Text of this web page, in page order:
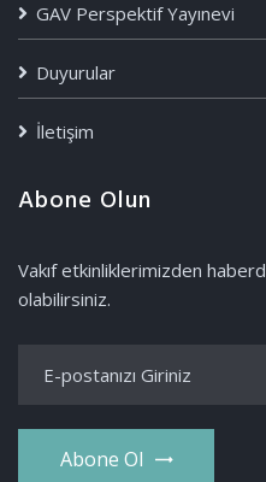
GAV Perspektif Yayınevi
Duyurular
İletişim
Abone Olun
Vakıf etkinliklerimizden
olabilirsiniz.
Abone Ol